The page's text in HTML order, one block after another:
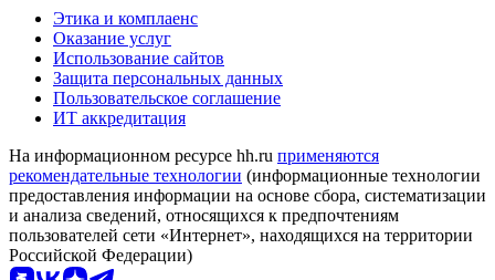
Этика и комплаенс
Оказание услуг
Использование сайтов
Защита персональных данных
Пользовательское соглашение
ИТ аккредитация
На информационном ресурсе hh.ru применяются
рекомендательные технологии (информационные технологии
предоставления информации на основе сбора, систематизации
и анализа сведений, относящихся к предпочтениям
пользователей сети «Интернет», находящихся на территории
Российской Федерации)